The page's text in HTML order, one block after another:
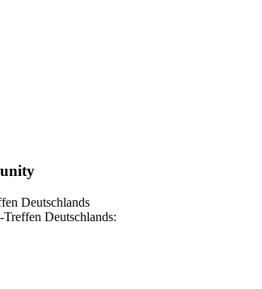
Deutschlands
Deutschlands: